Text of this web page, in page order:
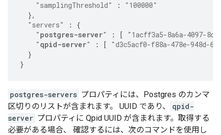
"samplingThreshold"
:
"100000"
},
"servers"
:
{
" postgres-server" : [
"1acff3a5-8a6a-4097-
" qpid-server" : [
"d3c5acf0-f88a-478e-948d-
}
}
postgres-servers プロパティには、Postgres のカンマ
区切りのリストが含まれます。 UUID であり、
qpid-
server プロパティに Qpid UUID が含まれます。取得する
必要がある場合、 確認するには、次のコマンドを使用し